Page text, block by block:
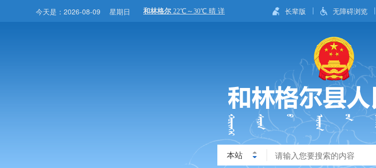
今天是： 2026-08-09 星期日 长辈版 无障碍浏览
本站